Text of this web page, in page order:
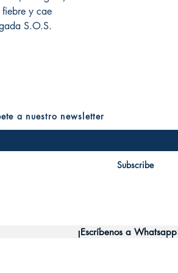
y cae
S.O.S.
Subscribe
a nuestro newsletter
¡Escríbenos a